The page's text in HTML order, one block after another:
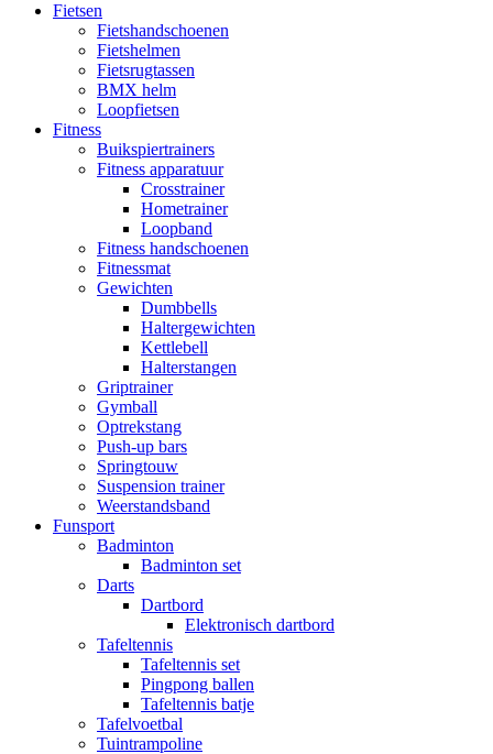
Fietsen
Fietshandschoenen
Fietshelmen
Fietsrugtassen
BMX helm
Loopfietsen
Fitness
Buikspiertrainers
Fitness apparatuur
Crosstrainer
Hometrainer
Loopband
Fitness handschoenen
Fitnessmat
Gewichten
Dumbbells
Haltergewichten
Kettlebell
Halterstangen
Griptrainer
Gymball
Optrekstang
Push-up bars
Springtouw
Suspension trainer
Weerstandsband
Funsport
Badminton
Badminton set
Darts
Dartbord
Elektronisch dartbord
Tafeltennis
Tafeltennis set
Pingpong ballen
Tafeltennis batje
Tafelvoetbal
Tuintrampoline